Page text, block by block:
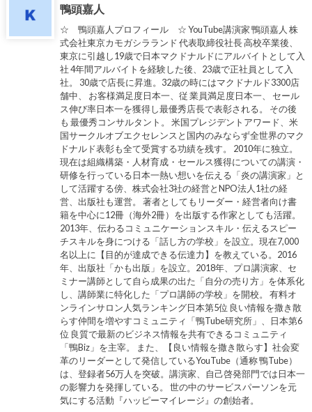
鴨頭嘉人
☆ 鴨頭嘉人プロフィール ☆ YouTube講演家 鴨頭嘉人 株
式会社東京カモガシラランド 代表取締役社長 高校卒業後、
東京に引越し19歳で日本マクドナルドにアルバイトとして入
社 4年間アルバイトを経験した後、23歳で正社員として入
社。 30歳で店長に昇進。32歳の時にはマクドナルド3300店
舗中、 お客様満足度日本一、従 業員満足度日本一、 セール
ス伸び率日本一を獲得し最優秀店長で表彰される。 その後
も 最優秀コンサルタント。 米国プレジデントアワード、米
国サークルオブエクセレンスと国内のみならず全世界のマク
ドナルド表彰も全て受賞する功績を残す。 2010年に独立。
現在は組織構築・人材育成・セールス獲得についての講演・
研修を行っている日本一熱い想いを伝える「炎の講演家」と
して活躍する傍、株式会社3社の経営とNPO法人1社の経
営、出版社も運営。 著者としてもリーダー・経営者向け書
籍を中心に12冊（海外2冊）を出版する作家としても活躍。
2013年、伝わるコミュニケーションスキル・伝えるスピー
チスキルを身につける「話し方の学校」を設立。現在7,000
名以上に【目的が達成できる伝達力】を教えている。2016
年、出版社「かも出版」を設立。2018年、プロ講演家、セ
ミナー講師として自ら成果の出た「自分の売り方」を体系化
し、講師業に特化した「プロ講師の学校」を開校。 有料オ
ンラインサロン人気ランキング日本第5位 良い情報を撒き散
らす仲間を増やすコミュニティ「鴨Tube研究所」、日本第6
位 良質で最新のビジネス情報を共有できるコミュニティ
「鴨Biz」を主宰。 また、【良い情報を撒き散らす】社会変
革のリーダーとして発信しているYouTube（通称 鴨Tube）
は、登録者56万人を突破。講演家、自己啓発部門では日本一
の影響力を発揮している。 世の中のサービスパーソンを元
気にする活動『ハッピーマイレージ』の創始者。